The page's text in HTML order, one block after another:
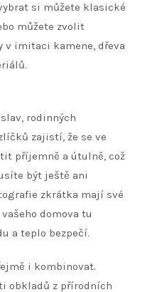
si můžete klasické
můžete zvolit
imitaci kamene, dřeva
rodinných
zajistí, že se ve
příjemně a útulně, což
být ještě ani
zkrátka mají své
domova tu
a teplo bezpečí.
i kombinovat.
obkladů z přírodních